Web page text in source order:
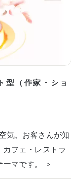
型（作家・ショ
気。お客さんが知
フェ・レストラ
マです。 ＞